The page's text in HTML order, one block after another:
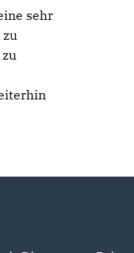
sehr
zu